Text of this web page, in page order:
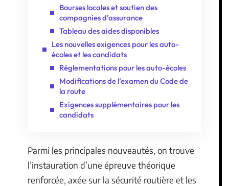
Bourses locales et soutien des
compagnies d’assurance
Tableau des aides disponibles
Les nouvelles exigences pour les auto-
écoles et les candidats
Réglementations pour les auto-écoles
Modifications de l’examen du Code de
la route
Exigences supplémentaires pour les
candidats
Parmi les principales nouveautés, on trouve
l’instauration d’une épreuve théorique
renforcée, axée sur la sécurité routière et les